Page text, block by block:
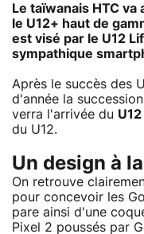
Le taïwanais HTC
le U12+ haut de
est visé par le U12
sympathique
Après le succès des
d'année la
verra l'arrivée du
du U12.
Un design à
On retrouve
pour concevoir les
pare ainsi d'une
Pixel 2 poussés par